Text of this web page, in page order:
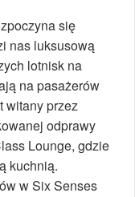
się
nas luksusową
lotnisk na
na pasażerów
witany przez
odprawy
Lounge, gdzie
kuchnią.
w Six Senses